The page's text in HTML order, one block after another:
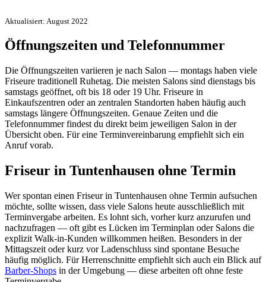
Aktualisiert: August 2022
Öffnungszeiten und Telefonnummer
Die Öffnungszeiten variieren je nach Salon — montags haben viele
Friseure traditionell Ruhetag. Die meisten Salons sind dienstags bis
samstags geöffnet, oft bis 18 oder 19 Uhr. Friseure in
Einkaufszentren oder an zentralen Standorten haben häufig auch
samstags längere Öffnungszeiten. Genaue Zeiten und die
Telefonnummer findest du direkt beim jeweiligen Salon in der
Übersicht oben. Für eine Terminvereinbarung empfiehlt sich ein
Anruf vorab.
Friseur in Tuntenhausen ohne Termin
Wer spontan einen Friseur in Tuntenhausen ohne Termin aufsuchen
möchte, sollte wissen, dass viele Salons heute ausschließlich mit
Terminvergabe arbeiten. Es lohnt sich, vorher kurz anzurufen und
nachzufragen — oft gibt es Lücken im Terminplan oder Salons die
explizit Walk-in-Kunden willkommen heißen. Besonders in der
Mittagszeit oder kurz vor Ladenschluss sind spontane Besuche
häufig möglich. Für Herrenschnitte empfiehlt sich auch ein Blick auf
Barber-Shops in der Umgebung — diese arbeiten oft ohne feste